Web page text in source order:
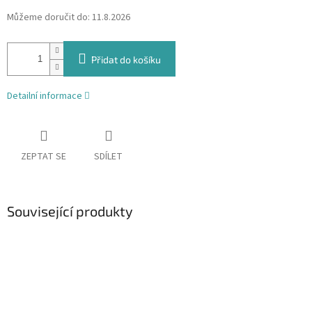
Můžeme doručit do: 11.8.2026
Přidat do košíku
Detailní informace
ZEPTAT SE SDÍLET
Související produkty